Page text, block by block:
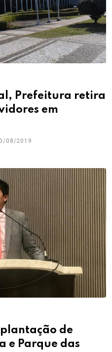
Prefeitura retira
em
08/2019
de
e Parque das